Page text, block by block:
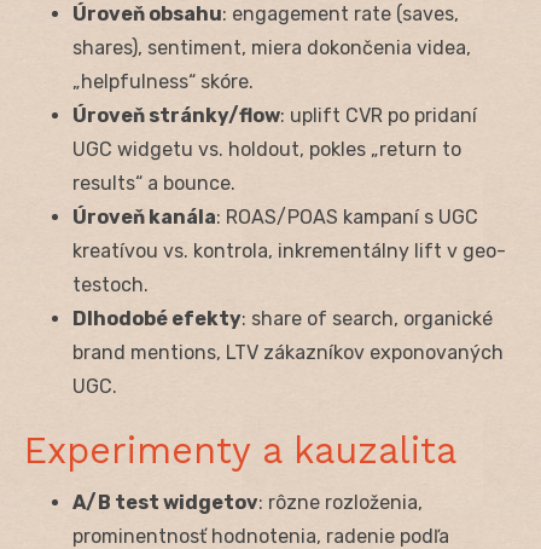
Úroveň obsahu: engagement rate (saves,
shares), sentiment, miera dokončenia videa,
„helpfulness“ skóre.
Úroveň stránky/flow: uplift CVR po pridaní
UGC widgetu vs. holdout, pokles „return to
results“ a bounce.
Úroveň kanála: ROAS/POAS kampaní s UGC
kreatívou vs. kontrola, inkrementálny lift v geo-
testoch.
Dlhodobé efekty: share of search, organické
brand mentions, LTV zákazníkov exponovaných
UGC.
Experimenty a kauzalita
A/B test widgetov: rôzne rozloženia,
prominentnosť hodnotenia, radenie podľa